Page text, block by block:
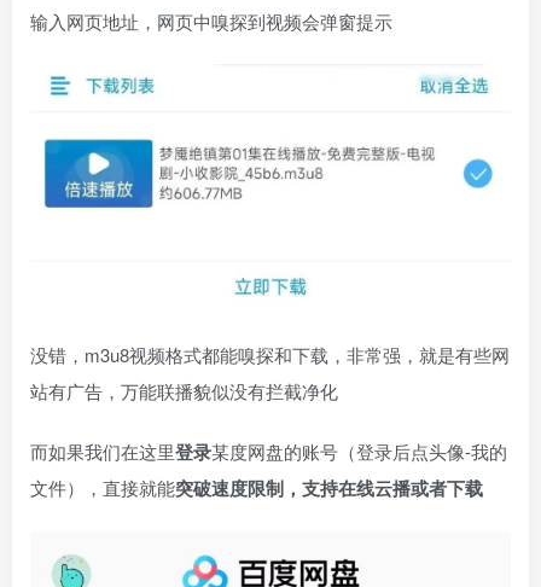
输入网页地址，网页中嗅探到视频会弹窗提示
没错，m3u8视频格式都能嗅探和下载，非常强，就是有些网
站有广告，万能联播貌似没有拦截净化
而如果我们在这里登录某度网盘的账号（登录后点头像-我的
文件），直接就能突破速度限制，支持在线云播或者下载